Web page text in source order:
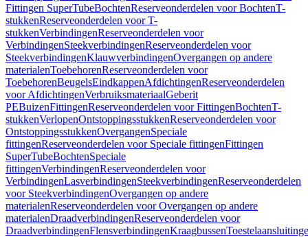
Fittingen SuperTubeBochtenReserveonderdelen voor BochtenT-
stukkenReserveonderdelen voor T-
stukkenVerbindingenReserveonderdelen voor
VerbindingenSteekverbindingenReserveonderdelen voor
SteekverbindingenKlauwverbindingenOvergangen op andere
materialenToebehorenReserveonderdelen voor
ToebehorenBeugelsEindkappenAfdichtingenReserveonderdelen
voor AfdichtingenVerbruiksmateriaalGeberit
PEBuizenFittingenReserveonderdelen voor FittingenBochtenT-
stukkenVerlopenOntstoppingsstukkenReserveonderdelen voor
OntstoppingsstukkenOvergangenSpeciale
fittingenReserveonderdelen voor Speciale fittingenFittingen
SuperTubeBochtenSpeciale
fittingenVerbindingenReserveonderdelen voor
VerbindingenLasverbindingenSteekverbindingenReserveonderdelen
voor SteekverbindingenOvergangen op andere
materialenReserveonderdelen voor Overgangen op andere
materialenDraadverbindingenReserveonderdelen voor
DraadverbindingenFlensverbindingenKraagbussen